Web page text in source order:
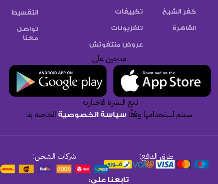
كفر الشيخ
القاهرة
تكييفات
تلفزيونات
عروض متتفوتش
التقسيط
تواصل
معنا
متاحين على
تابع النشرة الاخبارية
سيتم استخدامها وفقًاسياسة الخصوصية الخاصة بنا
طرق الدفع: شركات الشحن:
تابعنا على: